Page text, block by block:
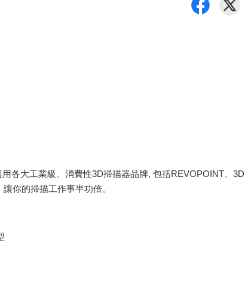
各大工業級、消費性3D掃描器品牌, 包括REVOPOINT、
你的掃描工作事半功倍。